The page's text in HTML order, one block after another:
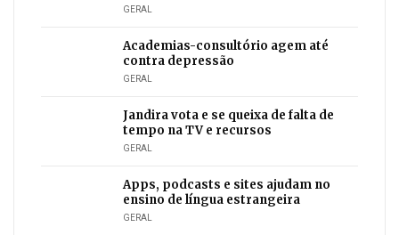
GERAL
Academias-consultório agem até
contra depressão
GERAL
Jandira vota e se queixa de falta de
tempo na TV e recursos
GERAL
Apps, podcasts e sites ajudam no
ensino de língua estrangeira
GERAL